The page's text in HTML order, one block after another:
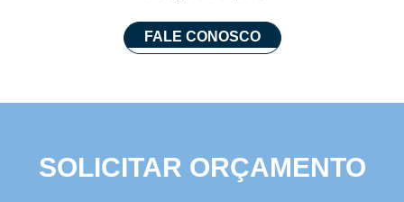
FALE CONOSCO
SOLICITAR ORÇAMENTO